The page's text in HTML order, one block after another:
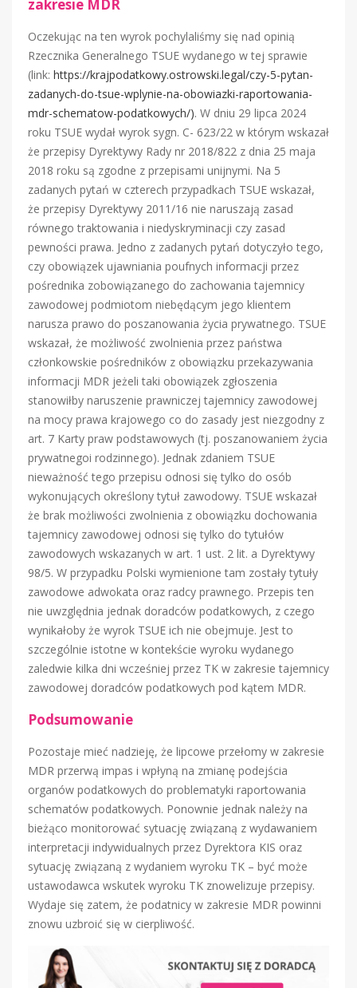
zakresie MDR
Oczekując na ten wyrok pochylaliśmy się nad opinią
Rzecznika Generalnego TSUE wydanego w tej sprawie
(link: https://krajpodatkowy.ostrowski.legal/czy-5-pytan-
zadanych-do-tsue-wplynie-na-obowiazki-raportowania-
mdr-schematow-podatkowych/). W dniu 29 lipca 2024
roku TSUE wydał wyrok sygn. C- 623/22 w którym wskazał
że przepisy Dyrektywy Rady nr 2018/822 z dnia 25 maja
2018 roku są zgodne z przepisami unijnymi. Na 5
zadanych pytań w czterech przypadkach TSUE wskazał,
że przepisy Dyrektywy 2011/16 nie naruszają zasad
równego traktowania i niedyskryminacji czy zasad
pewności prawa. Jedno z zadanych pytań dotyczyło tego,
czy obowiązek ujawniania poufnych informacji przez
pośrednika zobowiązanego do zachowania tajemnicy
zawodowej podmiotom niebędącym jego klientem
narusza prawo do poszanowania życia prywatnego. TSUE
wskazał, że możliwość zwolnienia przez państwa
członkowskie pośredników z obowiązku przekazywania
informacji MDR jeżeli taki obowiązek zgłoszenia
stanowiłby naruszenie prawniczej tajemnicy zawodowej
na mocy prawa krajowego co do zasady jest niezgodny z
art. 7 Karty praw podstawowych (tj. poszanowaniem życia
prywatnegoi rodzinnego). Jednak zdaniem TSUE
nieważność tego przepisu odnosi się tylko do osób
wykonujących określony tytuł zawodowy. TSUE wskazał
że brak możliwości zwolnienia z obowiązku dochowania
tajemnicy zawodowej odnosi się tylko do tytułów
zawodowych wskazanych w art. 1 ust. 2 lit. a Dyrektywy
98/5. W przypadku Polski wymienione tam zostały tytuły
zawodowe adwokata oraz radcy prawnego. Przepis ten
nie uwzględnia jednak doradców podatkowych, z czego
wynikałoby że wyrok TSUE ich nie obejmuje. Jest to
szczególnie istotne w kontekście wyroku wydanego
zaledwie kilka dni wcześniej przez TK w zakresie tajemnicy
zawodowej doradców podatkowych pod kątem MDR.
Podsumowanie
Pozostaje mieć nadzieję, że lipcowe przełomy w zakresie
MDR przerwą impas i wpłyną na zmianę podejścia
organów podatkowych do problematyki raportowania
schematów podatkowych. Ponownie jednak należy na
bieżąco monitorować sytuację związaną z wydawaniem
interpretacji indywidualnych przez Dyrektora KIS oraz
sytuację związaną z wydaniem wyroku TK – być może
ustawodawca wskutek wyroku TK znowelizuje przepisy.
Wydaje się zatem, że podatnicy w zakresie MDR powinni
znowu uzbroić się w cierpliwość.